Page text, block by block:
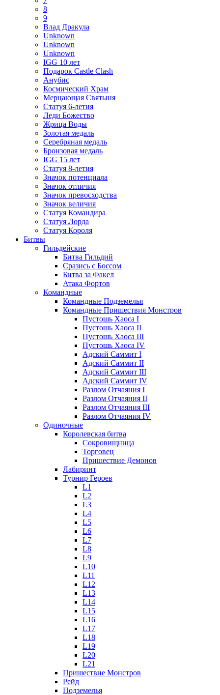
8
9
Влад Дракула
Unknown
Unknown
Unknown
IGG 10 лет
Подарок Castle Clash
Анубис
Космический Храм
Мерцающая Святыня
Статуя 6-летия
Леди Божество
Жрица Воды
Золотая медаль
Серебряная медаль
Бронзовая медаль
IGG 15 лет
Статуя 8-летия
Значок потенциала
Значок отличия
Значок превосходства
Значок величия
Статуя Командира
Статуя Лорда
Статуя Короля
Битвы
Гильдейские
Битва Гильдий
Сразись с Боссом
Битва за Факел
Атака Фортов
Командные
Командные Подземелья
Командные Пришествия Монстров
Пустошь Хаоса I
Пустошь Хаоса II
Пустошь Хаоса III
Пустошь Хаоса IV
Адский Саммит I
Адский Саммит II
Адский Саммит III
Адский Саммит IV
Разлом Отчаяния I
Разлом Отчаяния II
Разлом Отчаяния III
Разлом Отчаяния IV
Одиночные
Королевская битва
Сокровищница
Торговец
Пришествие Демонов
Лабиринт
Турнир Героев
L1
L2
L3
L4
L5
L6
L7
L8
L9
L10
L11
L12
L13
L14
L15
L16
L17
L18
L19
L20
L21
Пришествие Монстров
Рейд
Подземелья